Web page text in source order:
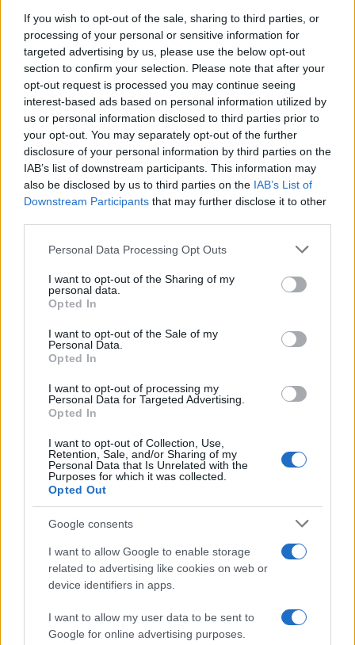
If you wish to opt-out of the sale, sharing to third parties, or
processing of your personal or sensitive information for
targeted advertising by us, please use the below opt-out
section to confirm your selection. Please note that after your
opt-out request is processed you may continue seeing
interest-based ads based on personal information utilized by
us or personal information disclosed to third parties prior to
your opt-out. You may separately opt-out of the further
disclosure of your personal information by third parties on the
IAB’s list of downstream participants. This information may
also be disclosed by us to third parties on the IAB’s List of
Downstream Participants that may further disclose it to other
Please note that this website/app uses one or more Google
not limited to your visit or usage behaviour. You may click to
grant or deny consent to Google and its third-party tags to
use your data for below specified purposes in below Google
consent section.
Personal Data Processing Opt Outs
I want to opt-out of the Sharing of my
personal data.
Opted In
I want to opt-out of the Sale of my
Personal Data.
Opted In
I want to opt-out of processing my
Personal Data for Targeted Advertising.
Opted In
I want to opt-out of Collection, Use,
Retention, Sale, and/or Sharing of my
Personal Data that Is Unrelated with the
Purposes for which it was collected.
Opted Out
Google consents
I want to allow Google to enable storage
related to advertising like cookies on web or
device identifiers in apps.
I want to allow my user data to be sent to
Google for online advertising purposes.
AUTOR
María Vázquez
María Vázquez, zaragozana de 38 años con
gafas y mirada analítica, rememora haber
cubierto la crecida del Ebro en 2015 desde la
ribera del Actur. Afirma la necesidad de rigor
y contexto en cada pieza; es licenciada en
Historia por la Universidad de Zaragoza y
mantiene una columna semanal sobre vida
urbana y políticas públicas.
CONSEJOS DE COCINA